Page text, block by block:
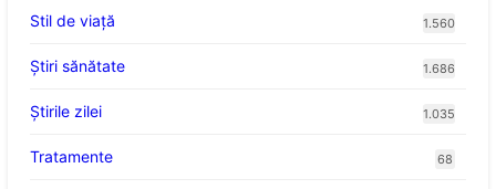
Stil de viaţă 1.560
Ştiri sănătate 1.686
Știrile zilei 1.035
Tratamente 68